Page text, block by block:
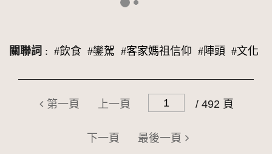
關聯詞 : #飲食 #鑾駕 #客家媽祖信仰 #陣頭 #文化
第一頁 上一頁 / 492 頁
下一頁 最後一頁